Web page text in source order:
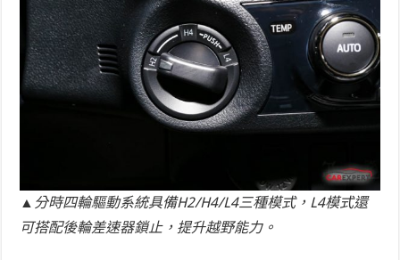
▲分時四輪驅動系統具備H2/H4/L4三種模式，L4模式還
可搭配後輪差速器鎖止，提升越野能力。